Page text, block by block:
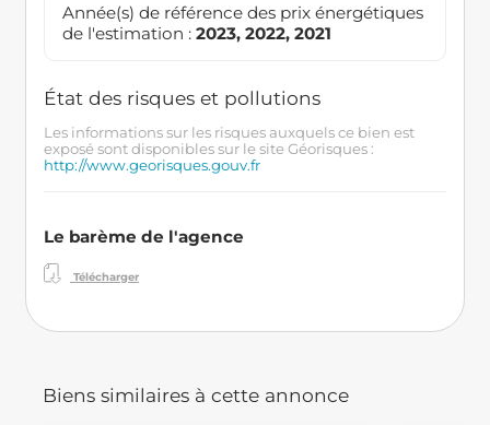
Année(s) de référence des prix énergétiques
de l'estimation : 2023, 2022, 2021
État des risques et pollutions
Les informations sur les risques auxquels ce bien est
exposé sont disponibles sur le site Géorisques :
http://www.georisques.gouv.fr
Le barème de l'agence
Télécharger
Biens similaires à cette annonce